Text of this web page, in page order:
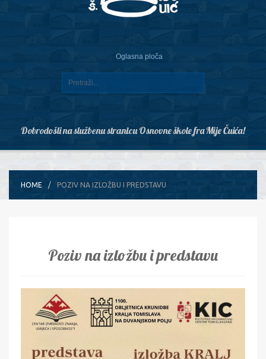
Oglasna ploča
Dobrodošli na službenu stranicu Osnovne škole fra Mije Čuića!
HOME POZIV NA IZLOŽBU I PREDSTAVU
Poziv na izložbu i predstavu